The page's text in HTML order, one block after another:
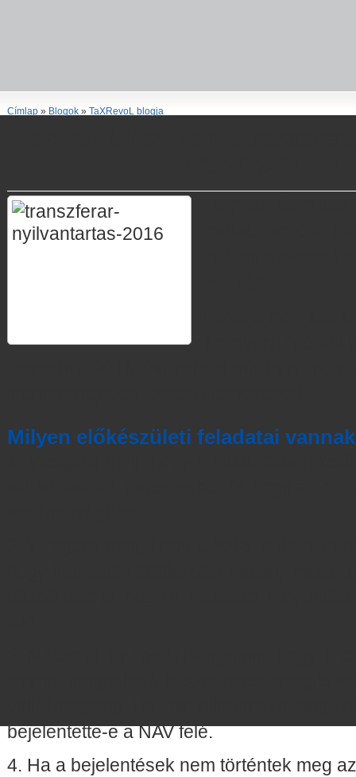
Címlap » Blogok » TaXRevoL blogja
Milyen előkészületi feladatai
bejelentette-e a NAV felé.
4. Ha a bejelentések nem történtek meg